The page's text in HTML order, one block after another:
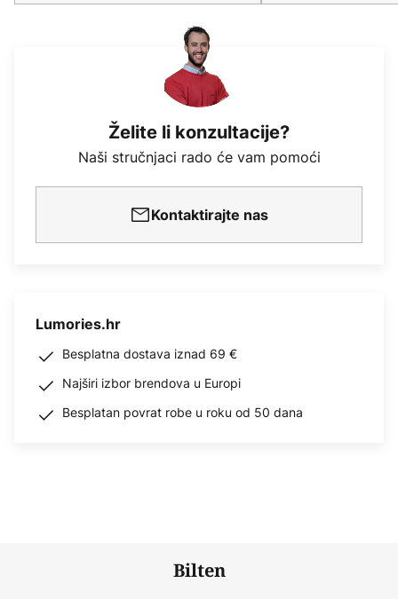
Želite li konzultacije?
Naši stručnjaci rado će vam pomoći
Kontaktirajte nas
Lumories.hr
Besplatna dostava iznad 69 €
Najširi izbor brendova u Europi
Besplatan povrat robe u roku od 50 dana
Bilten